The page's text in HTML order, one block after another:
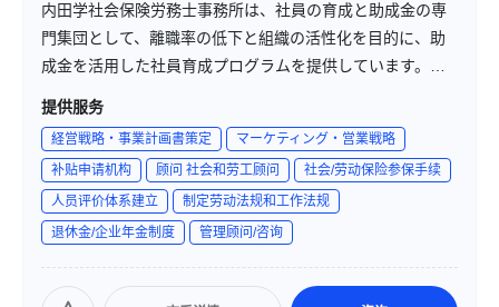
内田学社会保険労務士事務所は、社員の育成と助成金の専
門集団として、離職率の低下と組織の活性化を目的に、助
成金を活用した社員育成プログラムを提供しています。業
種や職種に合った最適な研修プログラムを作成し、研修期
ーすることで、企業の人材育成を支援しています。
提供服务
経営戦略・事業計画書策定
マーケティング・営業戦略
补贴申请机构
顾问 社会和劳工顾问
社会/劳动保险参保手续
人员评价体系建立
制定劳动法规和工作法规
退休金/企业年金制度
管理顾问/咨询